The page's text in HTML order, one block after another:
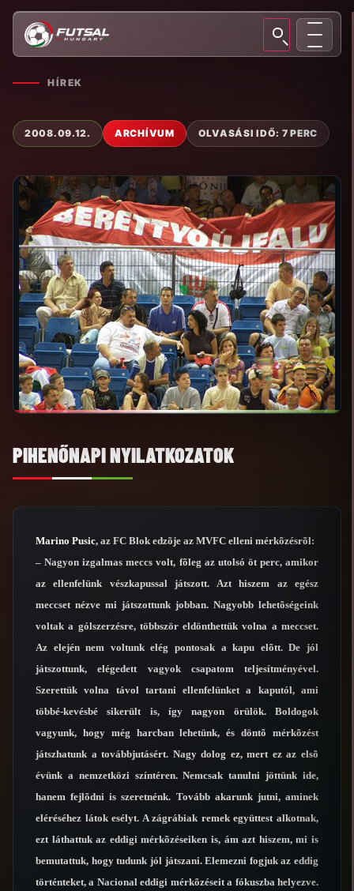
HÍREK
2008.09.12. ARCHÍVUM OLVASÁSI IDŐ: 7 PERC
PIHENŐNAPI NYILATKOZATOK
Marino Pusic, az FC Blok edzõje az MVFC elleni mérkõzésrõl:
– Nagyon izgalmas meccs volt, fõleg az utolsó öt perc, amikor
az ellenfelünk vészkapussal játszott. Azt hiszem az egész
meccset nézve mi játszottunk jobban. Nagyobb lehetõségeink
voltak a gólszerzésre, többször eldönthettük volna a meccset.
Az elején nem voltunk elég pontosak a kapu elõtt. De jól
játszottunk, elégedett vagyok csapatom teljesítményével.
Szerettük volna távol tartani ellenfelünket a kaputól, ami
többé-kevésbé sikerült is, így nagyon örülök. Boldogok
vagyunk, hogy még harcban lehetünk, és döntõ mérkõzést
játszhatunk a továbbjutásért. Nagy dolog ez, mert ez az elsõ
évünk a nemzetközi színtéren. Nemcsak tanulni jöttünk ide,
hanem fejlõdni is szeretnénk. Tovább akarunk jutni, aminek
eléréséhez látok esélyt. A zágrábiak remek együttest alkotnak,
ezt láthattuk az eddigi mérkõzéseiken is, ám azt hiszem, mi is
bemutattuk, hogy tudunk jól játszani. Elemezni fogjuk az eddig
történteket, a Nacional eddigi mérkõzéseit a fókuszba helyezve.